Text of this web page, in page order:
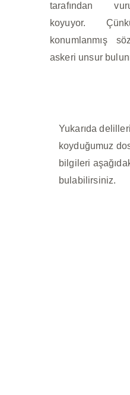
tarafından
koyuyor.
konumlanmış
askeri unsur
Yukarıda
koyduğumuz
bilgileri
bulabilirsiniz.